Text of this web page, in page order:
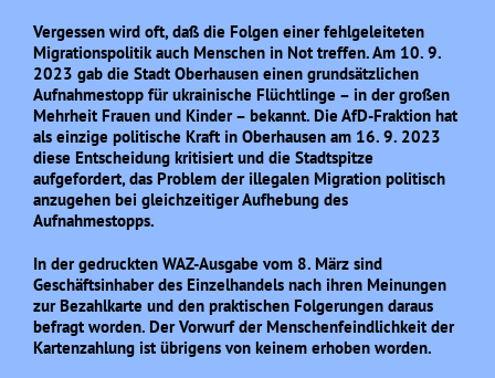
Vergessen wird oft, daß die Folgen einer fehlgeleiteten
Migrationspolitik auch Menschen in Not treffen. Am 10. 9.
2023 gab die Stadt Oberhausen einen grundsätzlichen
Aufnahmestopp für ukrainische Flüchtlinge – in der großen
Mehrheit Frauen und Kinder – bekannt. Die AfD-Fraktion hat
als einzige politische Kraft in Oberhausen am 16. 9. 2023
diese Entscheidung kritisiert und die Stadtspitze
aufgefordert, das Problem der illegalen Migration politisch
anzugehen bei gleichzeitiger Aufhebung des
Aufnahmestopps.
In der gedruckten WAZ-Ausgabe vom 8. März sind
Geschäftsinhaber des Einzelhandels nach ihren Meinungen
zur Bezahlkarte und den praktischen Folgerungen daraus
befragt worden. Der Vorwurf der Menschenfeindlichkeit der
Kartenzahlung ist übrigens von keinem erhoben worden.